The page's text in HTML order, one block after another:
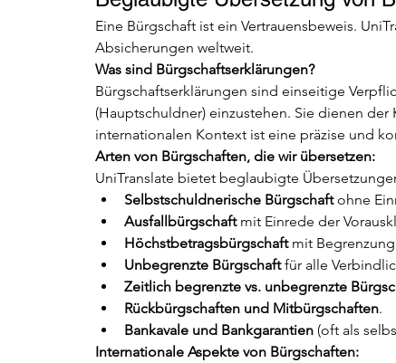
Eine Bürgschaft ist ein Vertrauensbeweis.
Absicherungen weltweit.
Was sind Bürgschaftserklärungen?
Bürgschaftserklärungen sind einseitige
(Hauptschuldner) einzustehen. Sie dienen
internationalen Kontext ist eine präzise und
Arten von Bürgschaften, die wir übersetzen:
UniTranslate bietet beglaubigte
Selbstschuldnerische Bürgschaft ohne
Ausfallbürgschaft mit Einrede der
Höchstbetragsbürgschaft mit
Unbegrenzte Bürgschaft für alle
Zeitlich begrenzte vs. unbegrenzte
Rückbürgschaften und Mitbürgschaften.
Bankavale und Bankgarantien (oft als
Internationale Aspekte von Bürgschaften: